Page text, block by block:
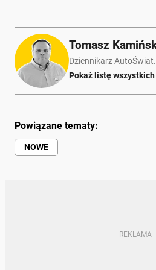
Tomasz
Dziennikarz
Pokaż listę
Powiązane tematy:
NOWE